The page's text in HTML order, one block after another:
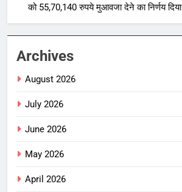
को 55,70,140 रुपये मुआवजा देने का निर्णय दिया
Archives
August 2026
July 2026
June 2026
May 2026
April 2026